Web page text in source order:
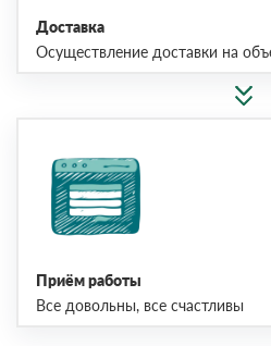
Доставка
Осуществление доставки на
Приём работы
Все довольны, все счастливы